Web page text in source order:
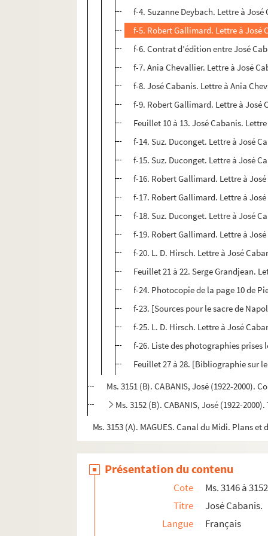
f-4. Suzanne Deybach. Lettre à
f-5. Robert Gallimard. Lettre à José
f-6. Contrat d’édition entre José
f-7. Ania Chevallier. Lettre à José
f-8. José Cabanis. Lettre à Ania
f-9. Robert Gallimard. Lettre à José
Feuillet 10 à 13. José Cabanis.
f-14. Suz. Duconget. Lettre à José
f-15. Suz. Duconget. Lettre à José
f-16. Robert Gallimard. Lettre à
f-17. Robert Gallimard. Lettre à
f-18. Suz. Duconget. Lettre à José
f-19. Robert Gallimard. Lettre à
f-20. L. D. Hirsch. Lettre à José
Feuillet 21 à 22. Serge Grandjean.
f-24. Photocopie de la page 10 de
f-23. [Sources pour le sacre de
f-25. L. D. Hirsch. Lettre à José
f-26. Liste des photographies
Feuillet 27 à 28. [Bibliographie sur
Ms. 3151 (B). CABANIS, José (1922-2000).
Ms. 3152 (B). CABANIS, José (1922-
Ms. 3153 (A). MAGUES. Canal du Midi. Plans
Ms. 3177 (B). HENRIOT (Henry MAIGROT, dit
Ms. 3178 (C). LARREY, Auguste (1790-1871).
Ms. 3179 (B). BORREL, Félix (1807-1857).
Ms. 3180 (C). MARMONTEL, Jean-François
Présentation du contenu
Cote
Ms. 3146 à 3152
Titre
José Cabanis.
Langue
Français